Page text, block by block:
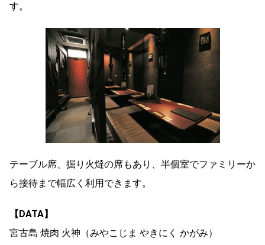
す。
テーブル席、掘り火燵の席もあり、半個室でファミリーか
ら接待まで幅広く利用できます。
【DATA】
宮古島 焼肉 火神（みやこじま やきにく かがみ）